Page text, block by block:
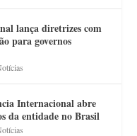
lança diretrizes com
para governos
Internacional abre
da entidade no Brasil